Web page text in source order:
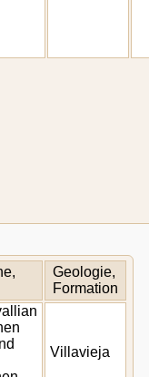
Geologie,
Formation
Villavieja